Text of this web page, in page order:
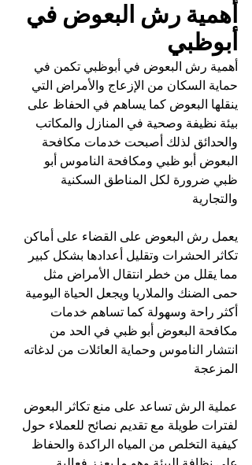
أهمية رش البعوض في
أبوظبي
أهمية رش البعوض في أبوظبي تكمن في
حماية السكان من الإزعاج والأمراض التي
ينقلها البعوض كما يساهم في الحفاظ على
بيئة نظيفة وصحية في المنازل والمكاتب
والحدائق لذلك أصبحت خدمات مكافحة
البعوض أبو ظبي ومكافحة الناموس أبو
ظبي ضرورة لكل المناطق السكنية
والتجارية
يعمل رش البعوض على القضاء على أماكن
تكاثر الحشرات وتقليل أعدادها بشكل كبير
مما يقلل من خطر انتقال الأمراض مثل
حمى الضنك والملاريا ويجعل الحياة اليومية
أكثر راحة وسهولة كما تساهم خدمات
مكافحة البعوض أبو ظبي في الحد من
انتشار الناموس وحماية العائلات من لدغاته
المزعجة
عملية الرش تساعد على منع تكاثر البعوض
لفترات طويلة مع تقديم نصائح للعملاء حول
كيفية التخلص من المياه الراكدة والحفاظ